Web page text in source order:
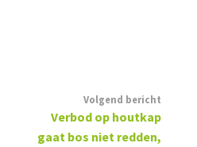
Volgend bericht
Verbod op houtkap
gaat bos niet redden,